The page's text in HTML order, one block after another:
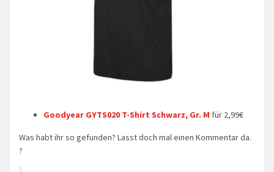
Goodyear GYTS020 T-Shirt Schwarz, Gr. M für 2,99€
Was habt ihr so gefunden? Lasst doch mal einen Kommentar da.
?